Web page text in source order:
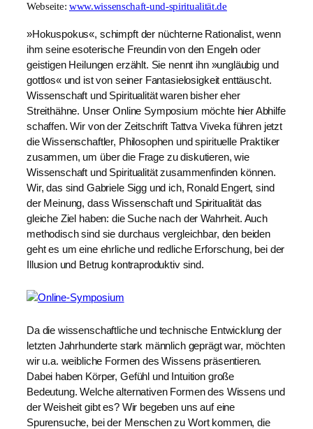
Webseite: www.wissenschaft-und-spiritualität.de
»Hokuspokus«, schimpft der nüchterne Rationalist, wenn
ihm seine esoterische Freundin von den Engeln oder
geistigen Heilungen erzählt. Sie nennt ihn »ungläubig und
gottlos« und ist von seiner Fantasielosigkeit enttäuscht.
Wissenschaft und Spiritualität waren bisher eher
Streithähne. Unser Online Symposium möchte hier Abhilfe
schaffen. Wir von der Zeitschrift Tattva Viveka führen jetzt
die Wissenschaftler, Philosophen und spirituelle Praktiker
zusammen, um über die Frage zu diskutieren, wie
Wissenschaft und Spiritualität zusammenfinden können.
Wir, das sind Gabriele Sigg und ich, Ronald Engert, sind
der Meinung, dass Wissenschaft und Spiritualität das
gleiche Ziel haben: die Suche nach der Wahrheit. Auch
methodisch sind sie durchaus vergleichbar, den beiden
geht es um eine ehrliche und redliche Erforschung, bei der
Illusion und Betrug kontraproduktiv sind.
Da die wissenschaftliche und technische Entwicklung der
letzten Jahrhunderte stark männlich geprägt war, möchten
wir u.a. weibliche Formen des Wissens präsentieren.
Dabei haben Körper, Gefühl und Intuition große
Bedeutung. Welche alternativen Formen des Wissens und
der Weisheit gibt es? Wir begeben uns auf eine
Spurensuche, bei der Menschen zu Wort kommen, die